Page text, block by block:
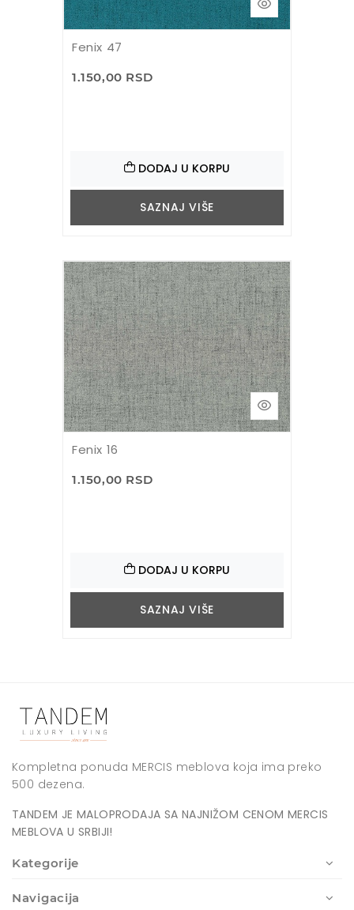
Fenix 47
1.150,00 RSD
DODAJ U KORPU
SAZNAJ VIŠE
Fenix 16
1.150,00 RSD
DODAJ U KORPU
SAZNAJ VIŠE
Kompletna ponuda MERCIS meblova koja ima preko
500 dezena.
TANDEM JE MALOPRODAJA SA NAJNIŽOM CENOM MERCIS
MEBLOVA U SRBIJI!
Kategorije
Navigacija